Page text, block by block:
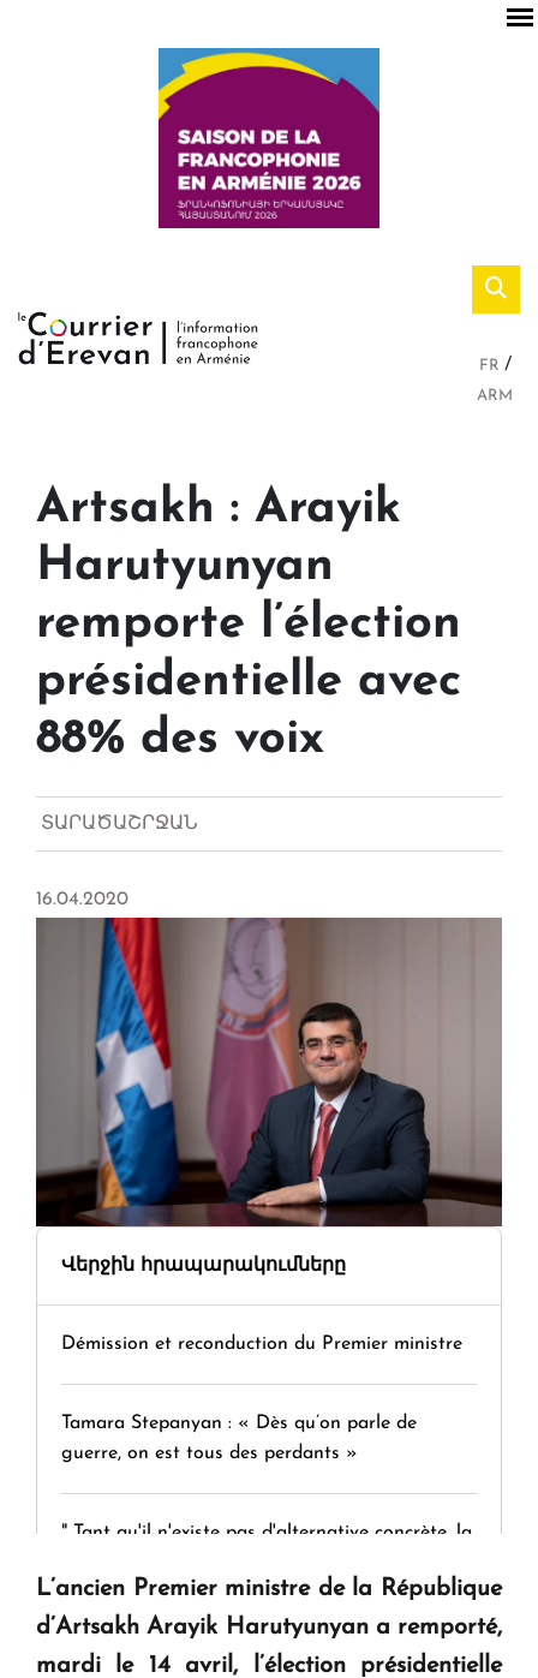
FR
ARM
Artsakh : Arayik
Harutyunyan
remporte l’élection
présidentielle avec
88% des voix
ՏԱՐԱԾԱՇՐՋԱՆ
16.04.2020
Վերջին հրապարակումները
Démission et reconduction du Premier ministre
Tamara Stepanyan : « Dès qu’on parle de
guerre, on est tous des perdants »
" Tant qu'il n'existe pas d'alternative concrète, la
KASA : 30 ans d'audace, de résilience et d'avenir
en Arménie
L’ancien Premier ministre de la République
d’Artsakh Arayik Harutyunyan a remporté,
mardi le 14 avril, l’élection présidentielle